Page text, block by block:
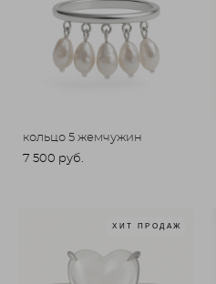
кольцо 5 жемчужин
7 500 pуб.
ХИТ ПРОДАЖ